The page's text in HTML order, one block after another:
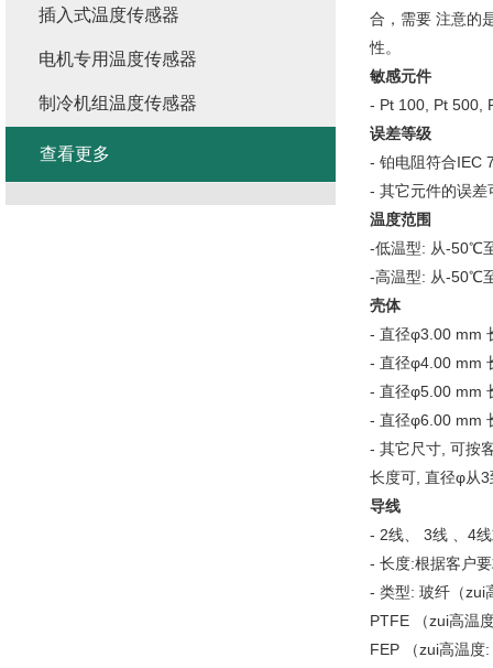
合，需要 注意的
性。
敏感元件
- Pt 100, Pt 500,
误差等级
- 铂电阻符合IEC
- 其它元件的误差
温度范围
-低温型: 从-50℃
-高温型: 从-50℃
壳体
- 直径φ3.00 mm
- 直径φ4.00 mm
- 直径φ5.00 mm
- 直径φ6.00 mm
- 其它尺寸, 可按
长度可, 直径φ从
导线
- 2线、 3线 、4
- 长度:根据客户
- 类型: 玻纤（
PTFE （zui高温
FEP （zui高温
插入式温度传感器
电机专用温度传感器
制冷机组温度传感器
查看更多